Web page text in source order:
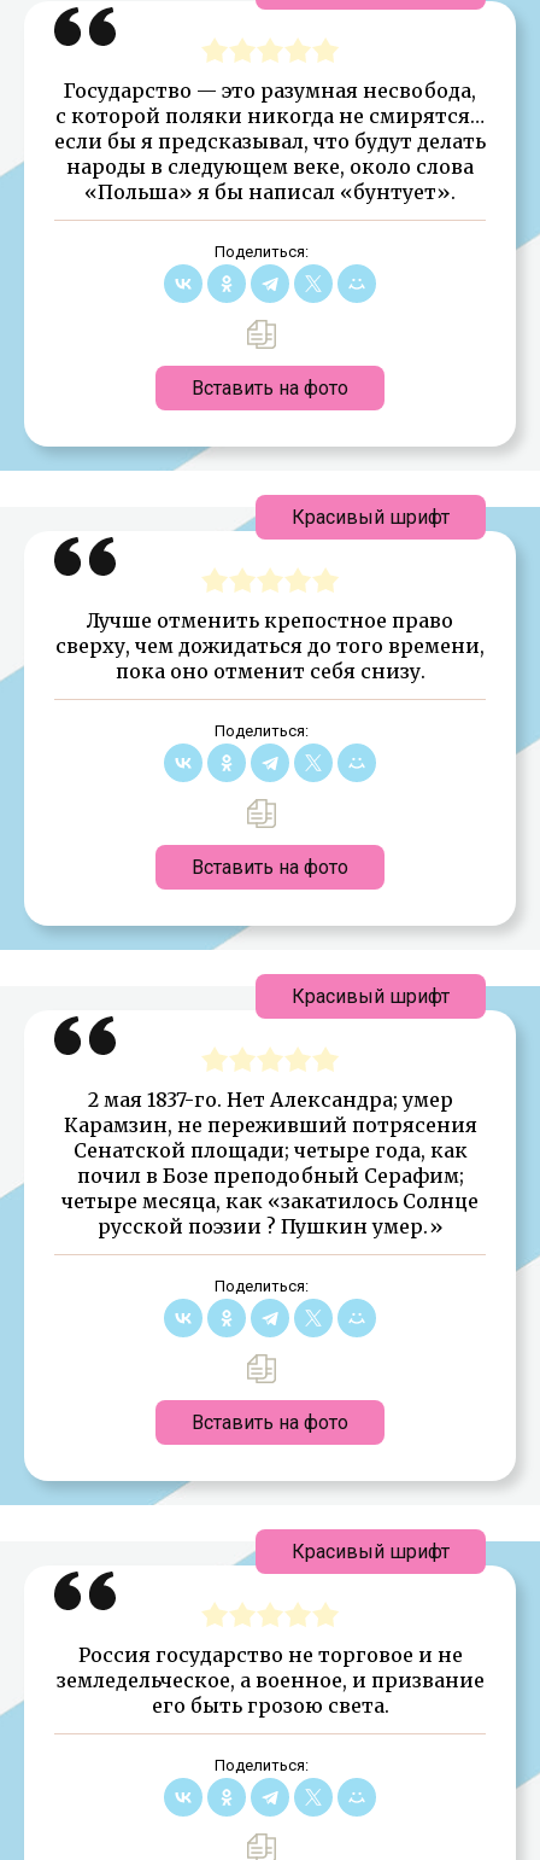
Государство — это разумная несвобода,
с которой поляки никогда не смирятся…
если бы я предсказывал, что будут делать
народы в следующем веке, около слова
«Польша» я бы написал «бунтует».
Поделиться:
Вставить на фото
Лучше отменить крепостное право
сверху, чем дожидаться до того времени,
пока оно отменит себя снизу.
Поделиться:
Вставить на фото
Красивый шрифт
2 мая 1837-го. Нет Александра; умер
Карамзин, не переживший потрясения
Сенатской площади; четыре года, как
почил в Бозе преподобный Серафим;
четыре месяца, как «закатилось Солнце
русской поэзии ? Пушкин умер.»
Поделиться:
Вставить на фото
Красивый шрифт
Россия государство не торговое и не
земледельческое, а военное, и призвание
его быть грозою света.
Поделиться:
Красивый шрифт